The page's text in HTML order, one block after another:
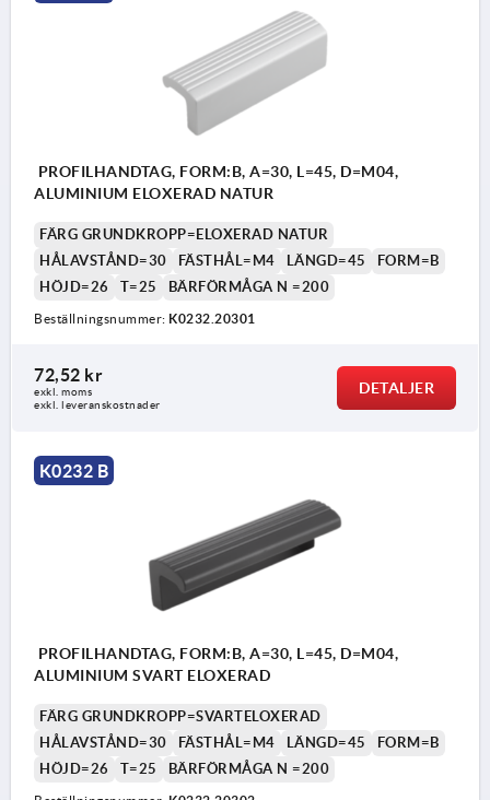
PROFILHANDTAG, FORM:B, A=30, L=45, D=M04,
ALUMINIUM ELOXERAD NATUR
FÄRG GRUNDKROPP=ELOXERAD NATUR
HÅLAVSTÅND=30
FÄSTHÅL=M4 LÄNGD=45
FORM=B
HÖJD=26
T=25 BÄRFÖRMÅGA N =200
Beställningsnummer: K0232.20301
72,52 kr
exkl. moms
exkl. leveranskostnader
DETALJER
K0232 B
PROFILHANDTAG, FORM:B, A=30, L=45, D=M04,
ALUMINIUM SVART ELOXERAD
FÄRG GRUNDKROPP=SVARTELOXERAD
HÅLAVSTÅND=30
FÄSTHÅL=M4 LÄNGD=45
FORM=B
HÖJD=26
T=25 BÄRFÖRMÅGA N =200